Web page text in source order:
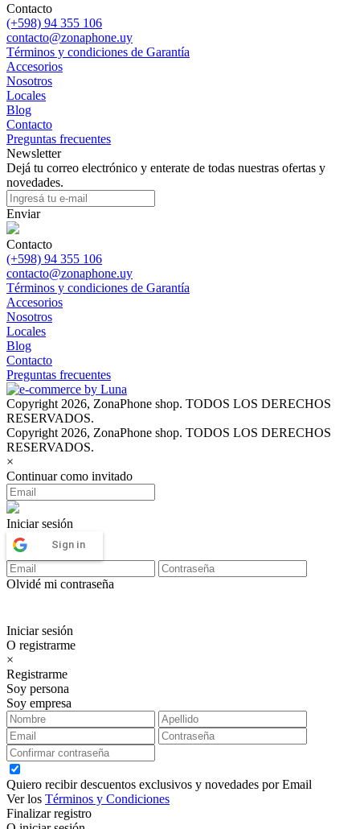
Contacto
(+598) 94 355 106
contacto@zonaphone.uy
Términos y condiciones de Garantía
Accesorios
Nosotros
Locales
Blog
Contacto
Preguntas frecuentes
Newsletter
Dejá tu correo electrónico y enterate de todas nuestras ofertas y
novedades.
Enviar
Contacto
(+598) 94 355 106
contacto@zonaphone.uy
Términos y condiciones de Garantía
Accesorios
Nosotros
Locales
Blog
Contacto
Preguntas frecuentes
Copyright 2026, ZonaPhone shop. TODOS LOS DERECHOS
RESERVADOS.
Copyright 2026, ZonaPhone shop. TODOS LOS DERECHOS
RESERVADOS.
×
Continuar como invitado
Iniciar sesión
Sign in
Olvidé mi contraseña
Iniciar sesión
O registrarme
×
Registrarme
Soy persona
Soy empresa
Quiero recibir descuentos exclusivos y novedades por Email
Ver los Términos y Condiciones
Finalizar registro